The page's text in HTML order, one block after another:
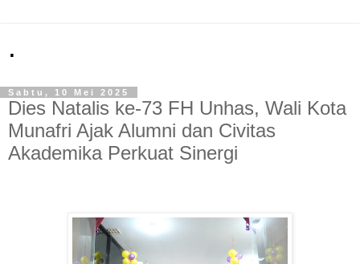
.
Sabtu, 10 Mei 2025
Dies Natalis ke-73 FH Unhas, Wali Kota
Munafri Ajak Alumni dan Civitas
Akademika Perkuat Sinergi